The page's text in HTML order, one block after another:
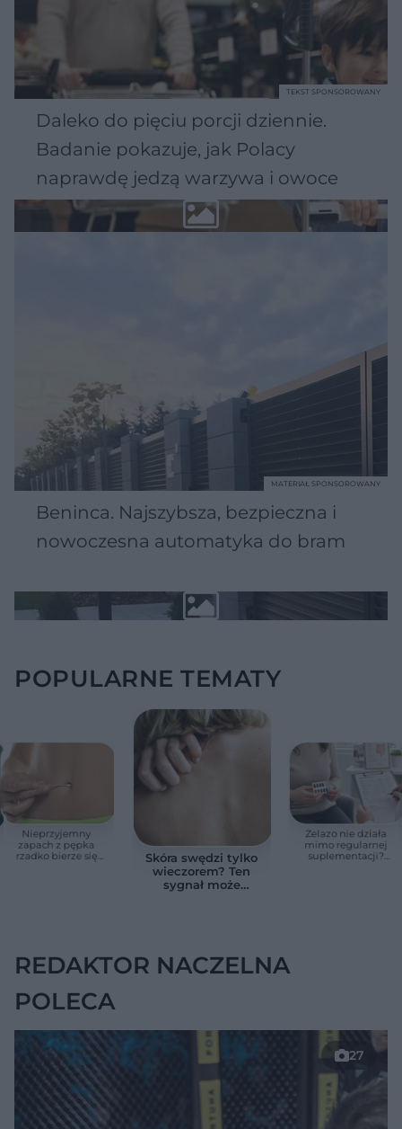
Daleko do pięciu porcji dziennie.
Badanie pokazuje, jak Polacy
naprawdę jedzą warzywa i owoce
TEKST SPONSOROWANY
Beninca. Najszybsza, bezpieczna i
nowoczesna automatyka do bram
MATERIAŁ SPONSOROWANY
POPULARNE TEMATY
Nieprzyjemny
zapach z pępka
rzadko bierze się
Skóra swędzi tylko
wieczorem? Ten
sygnał może
Żelazo nie działa
mimo regularnej
suplementacji?
REDAKTOR NACZELNA
POLECA
27